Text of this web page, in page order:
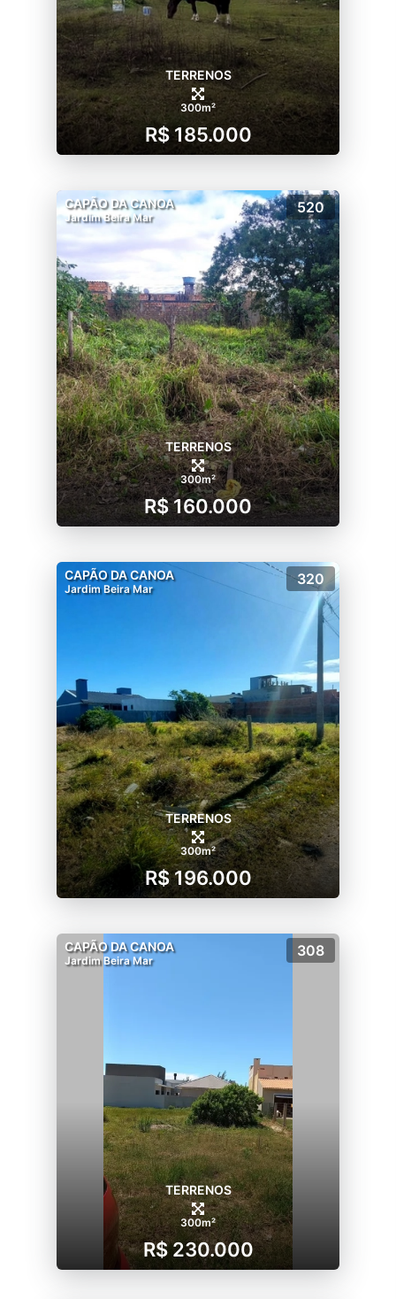
TERRENOS
300m²
R$ 185.000
CAPÃO DA CANOA
Jardim Beira Mar
520
TERRENOS
300m²
R$ 160.000
CAPÃO DA CANOA
Jardim Beira Mar
320
TERRENOS
300m²
R$ 196.000
CAPÃO DA CANOA
Jardim Beira Mar
308
TERRENOS
300m²
R$ 230.000